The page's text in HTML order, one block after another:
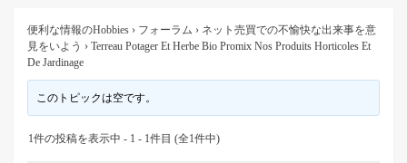
便利な情報のHobbies › フォーラム › ネット売買での不愉快な出来事を意
見をいよう › Terreau Potager Et Herbe Bio Promix Nos Produits Horticoles Et
De Jardinage
このトピックは空です。
1件の投稿を表示中 - 1 - 1件目 (全1件中)